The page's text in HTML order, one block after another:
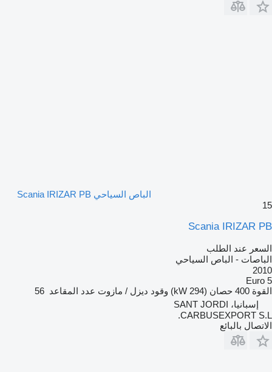
الباص السياحي Scania IRIZAR PB
15
Scania IRIZAR PB
السعر عند الطلب
الباصات - الباص السياحي
2010
Euro 5
القوة 400 حصان (294 kW) وقود ديزل / مازوت عدد المقاعد 56
إسبانيا، SANT JORDI
CARBUSEXPORT S.L.
الاتصال بالبائع